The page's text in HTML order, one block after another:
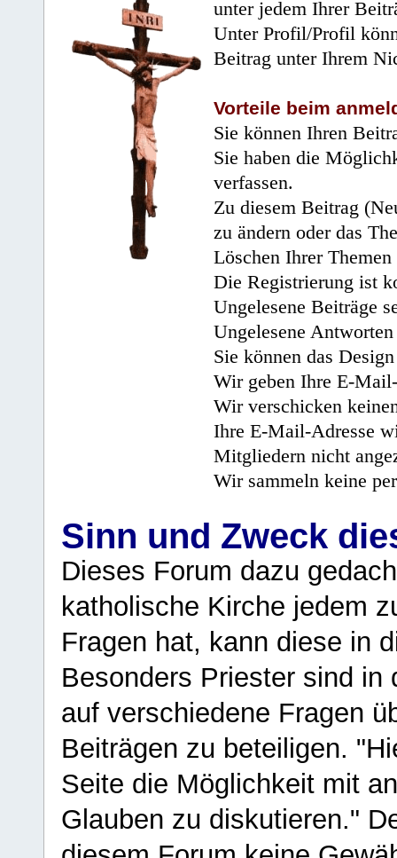
unter jedem Ihrer
Unter Profil/Profil
Beitrag unter Ihrem
Vorteile beim
Sie können Ihren
Sie haben die
verfassen.
Zu diesem Beitrag
zu ändern oder das
Löschen Ihrer
Die Registrierung ist
Ungelesene Beiträge
Ungelesene
Sie können das
Wir geben Ihre E-
Wir verschicken
Ihre E-Mail-Adresse
Mitgliedern nicht
Wir sammeln keine
Sinn und Zweck
Dieses Forum dazu
katholische Kirche jedem
Fragen hat, kann diese in
Besonders Priester sind in
auf verschiedene Fragen
Beiträgen zu beteiligen.
Seite die Möglichkeit mit
Glauben zu diskutieren."